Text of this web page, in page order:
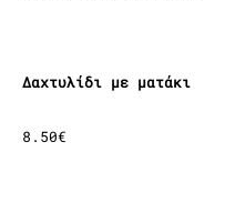
Δαχτυλίδι με ματάκι
8.50€